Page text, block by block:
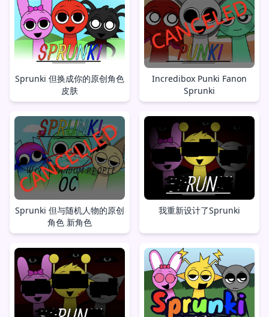
Sprunki 但换成你的原创角色
皮肤
Incredibox Punki Fanon
Sprunki
Sprunki 但与随机人物的原创
角色 新角色
我重新设计了Sprunki